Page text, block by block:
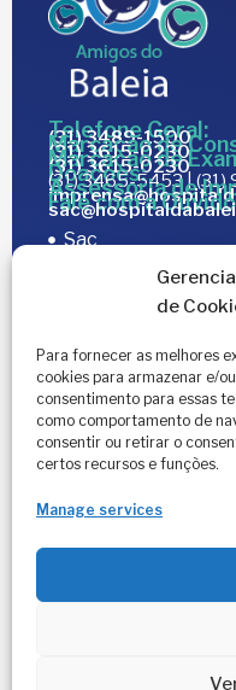
de
Para fornecer as melhores
cookies para armazenar e/
consentimento para essas
como comportamento de
consentir ou retirar o
certos recursos e funções.
Manage services
Telefone Geral:
(31) 3489-1500
Marcação de
(31) 3615-0230
Marcação de
(31) 3615-0230
Doações:
(31) 3465-5453 |
Assessoria de
Fale com a
Sac
Trabalhe Conosco
Portal do
Editais
Política de
Código de
© Todos os